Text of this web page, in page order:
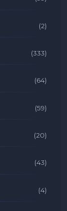
(2)
(333)
(64)
(59)
(20)
(43)
(4)